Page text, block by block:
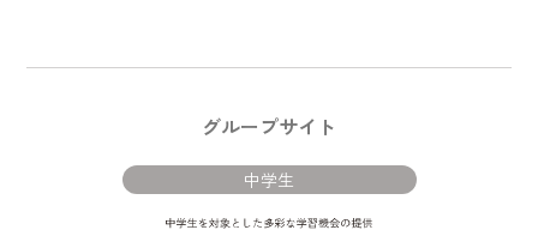
グループサイト
中学生